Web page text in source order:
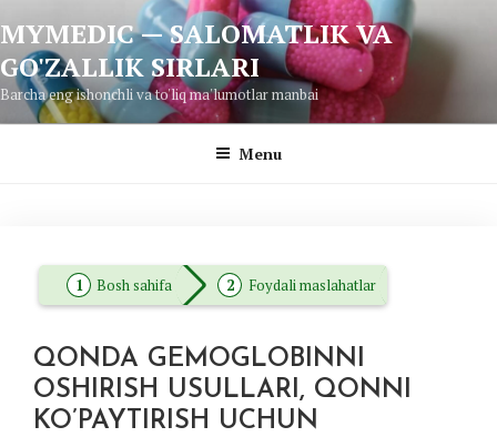
to
content
MYMEDIC — SALOMATLIK VA
GO'ZALLIK SIRLARI
Barcha eng ishonchli va to'liq ma'lumotlar manbai
Menu
Bosh sahifa Foydali maslahatlar
QONDA GEMOGLOBINNI
OSHIRISH USULLARI, QONNI
KO’PAYTIRISH UCHUN